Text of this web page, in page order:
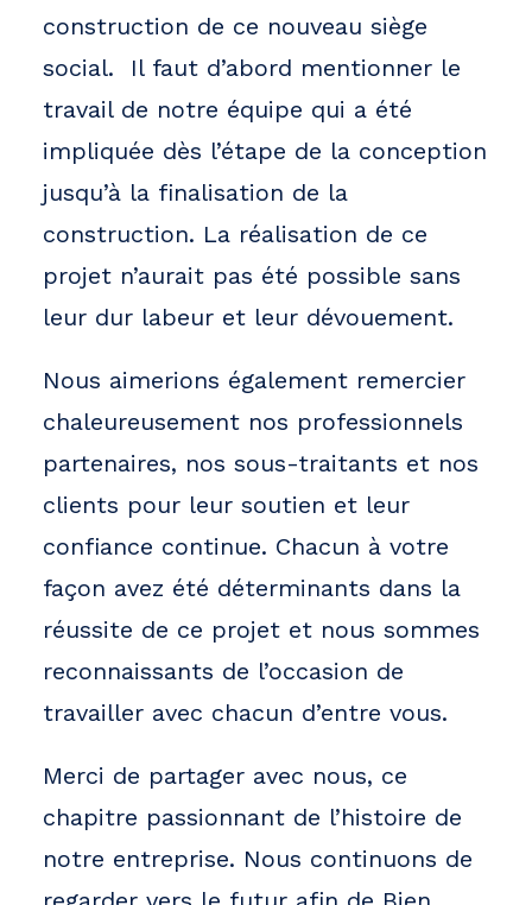
construction de ce nouveau siège
social. Il faut d’abord mentionner le
travail de notre équipe qui a été
impliquée dès l’étape de la conception
jusqu’à la finalisation de la
construction. La réalisation de ce
projet n’aurait pas été possible sans
leur dur labeur et leur dévouement.
Nous aimerions également remercier
chaleureusement nos professionnels
partenaires, nos sous-traitants et nos
clients pour leur soutien et leur
confiance continue. Chacun à votre
façon avez été déterminants dans la
réussite de ce projet et nous sommes
reconnaissants de l’occasion de
travailler avec chacun d’entre vous.
Merci de partager avec nous, ce
chapitre passionnant de l’histoire de
notre entreprise. Nous continuons de